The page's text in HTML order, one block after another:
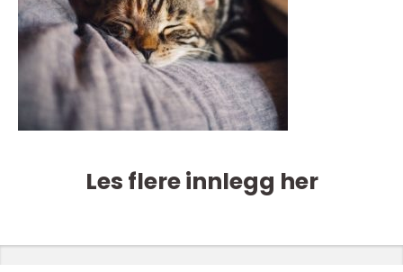
Les flere innlegg her